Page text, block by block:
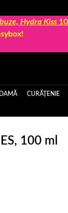
Hydra Kiss
CURĂȚENIE
100 ml